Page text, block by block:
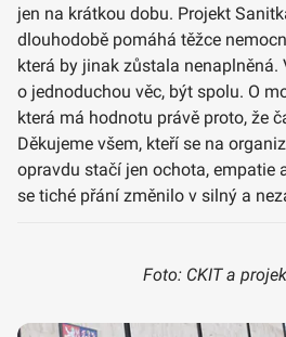
jen na krátkou dobu. Projekt
dlouhodobě pomáhá těžce
která by jinak zůstala
o jednoduchou věc, být spolu. O
která má hodnotu právě proto, že
Děkujeme všem, kteří se na
opravdu stačí jen ochota, empatie
se tiché přání změnilo v silný a
Foto: CKIT a